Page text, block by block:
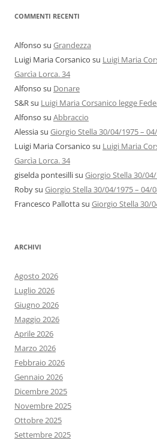
COMMENTI RECENTI
Alfonso su Grandezza
Luigi Maria Corsanico su Luigi Maria
Garcìa Lorca. 34
Alfonso su Donare
S&Rsu Luigi Maria Corsanico legge
Alfonso su Abbraccio
Alessiasu Giorgio Stella 30/04/1975 –
Luigi Maria Corsanico su Luigi Maria
Garcìa Lorca. 34
giselda pontesillisu Giorgio Stella 30/
Robysu Giorgio Stella 30/04/1975 – 04/
Francesco Pallottasu Giorgio Stella 30/
ARCHIVI
Agosto 2026
Luglio 2026
Giugno 2026
Maggio 2026
Aprile 2026
Marzo 2026
Febbraio 2026
Gennaio 2026
Dicembre 2025
Novembre 2025
Ottobre 2025
Settembre 2025